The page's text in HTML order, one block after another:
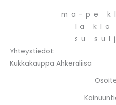
ma-pe
la klo
su
Yhteystiedot:
Kukkakauppa Ahkeraliisa
Osoite